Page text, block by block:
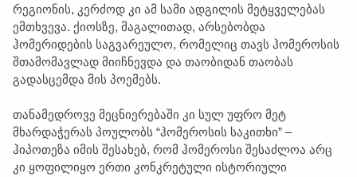
რეგიონის, კერძოდ კი ამ სამი ადგილის მეტყველებას
ემთხვევა. ქიოსზე, მაგალითად, არსებობდა
ჰომერიდების საგვარეულო, რომელიც თავს ჰომეროსის
შთამომავლად მიიჩნევდა და თაობიდან თაობას
გადასცემდა მის პოემებს.
თანამედროვე მეცნიერებაში კი სულ უფრო მეტ
მხარდაჭერას პოულობს “ჰომეროსის საკითხი” –
ჰიპოთეზა იმის შესახებ, რომ ჰომეროსი შესაძლოა არც
კი ყოფილიყო ერთი კონკრეტული ისტორიული